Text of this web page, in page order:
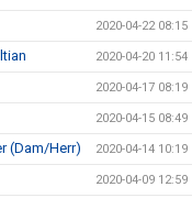
2020-04-22 08:15
2020-04-20 11:54
2020-04-17 08:19
2020-04-15 08:49
(Dam/Herr) 2020-04-14 10:19
2020-04-09 12:59